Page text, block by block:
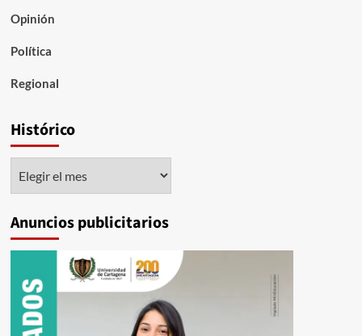
Opinión
Política
Regional
Histórico
Anuncios publicitarios